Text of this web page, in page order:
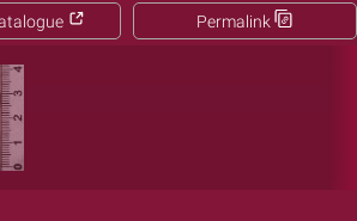
Permalink